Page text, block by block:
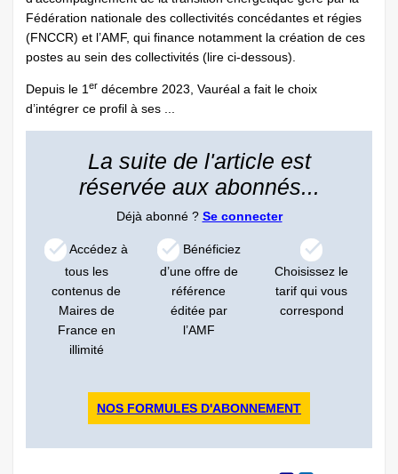
Fédération nationale des collectivités concédantes et régies
(FNCCR) et l’AMF, qui finance notamment la création de ces
postes au sein des collectivités (lire ci-dessous).
Depuis le 1 er décembre 2023, Vauréal a fait le choix
d’intégrer ce profil à ses ...
La suite de l'article est
réservée aux abonnés...
Déjà abonné ? Se connecter
Accédez à
tous les
contenus de
Maires de
France en
illimité
Bénéficiez
d’une offre de
référence
éditée par
l’AMF
Choisissez le
tarif qui vous
correspond
NOS FORMULES D'ABONNEMENT